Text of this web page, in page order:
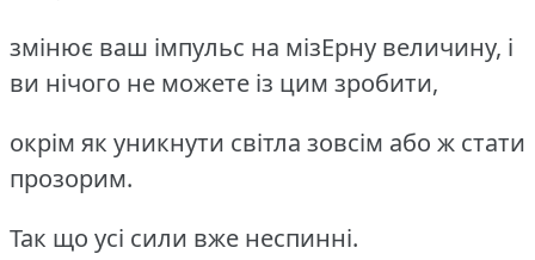
змінює ваш імпульс на мізЕрну величину, і
ви нічого не можете із цим зробити,
окрім як уникнути світла зовсім або ж стати
прозорим.
Так що усі сили вже неспинні.